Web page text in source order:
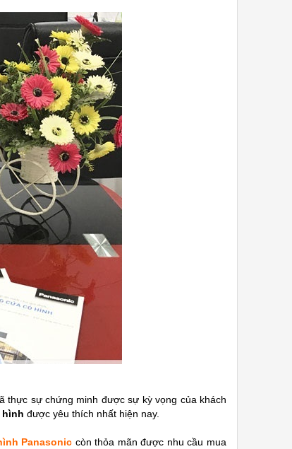
thực sự chứng minh được sự kỳ vọng của khách
được yêu thích nhất hiện nay.
Panasonic còn thỏa mãn được nhu cầu mua